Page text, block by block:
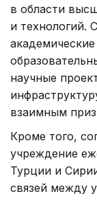
в области
и технологий.
научные
взаимным
Кроме того,
учреждение
Турции и
связей между